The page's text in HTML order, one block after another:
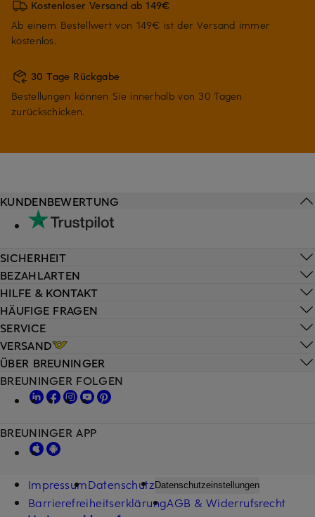
Kostenloser Versand ab 149€
Ab einem Bestellwert von 149€ ist der Versand immer
kostenlos.
30 Tage Rückgabe
Bestellungen können Sie innerhalb von 30 Tagen
zurückschicken.
HILFE & KONTAKT
HÄUFIGE FRAGEN
SERVICE
VERSAND
KUNDENBEWERTUNG
SICHERHEIT
BEZAHLARTEN
ÜBER BREUNINGER
BREUNINGER FOLGEN
BREUNINGER APP
ImpressumDatenschutz Datenschutzeinstellungen
BarrierefreiheitserklärungAGB & Widerrufsrecht